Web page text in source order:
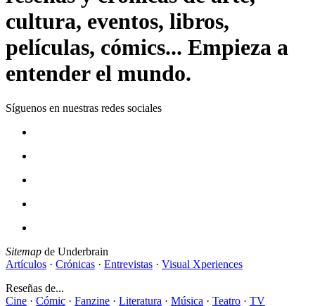
cultura, eventos, libros,
películas, cómics... Empieza a
entender el mundo.
Síguenos en nuestras redes sociales
Sitemap de Underbrain
Artículos · Crónicas · Entrevistas · Visual Xperiences
Reseñas de...
Cine · Cómic · Fanzine · Literatura · Música · Teatro · TV